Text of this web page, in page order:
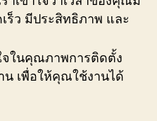
ร็ว มีประสิทธิภาพ และ
จในคุณภาพการติดตั้ง
น เพื่อให้คุณใช้งานได้